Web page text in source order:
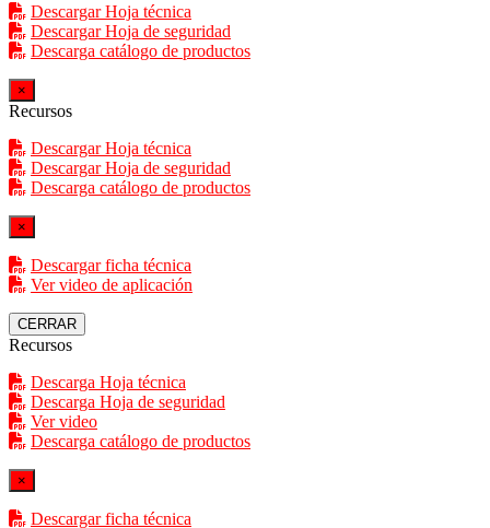
Descargar Hoja técnica
Descargar Hoja de seguridad
Descarga catálogo de productos
×
Recursos
Descargar Hoja técnica
Descargar Hoja de seguridad
Descarga catálogo de productos
×
Descargar ficha técnica
Ver video de aplicación
CERRAR
Recursos
Descarga Hoja técnica
Descarga Hoja de seguridad
Ver video
Descarga catálogo de productos
×
Descargar ficha técnica